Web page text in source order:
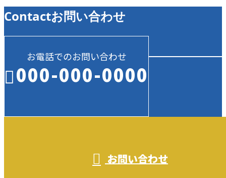
Contactお問い合わせ
お電話でのお問い合わせ
000-000-0000
お問い合わせ